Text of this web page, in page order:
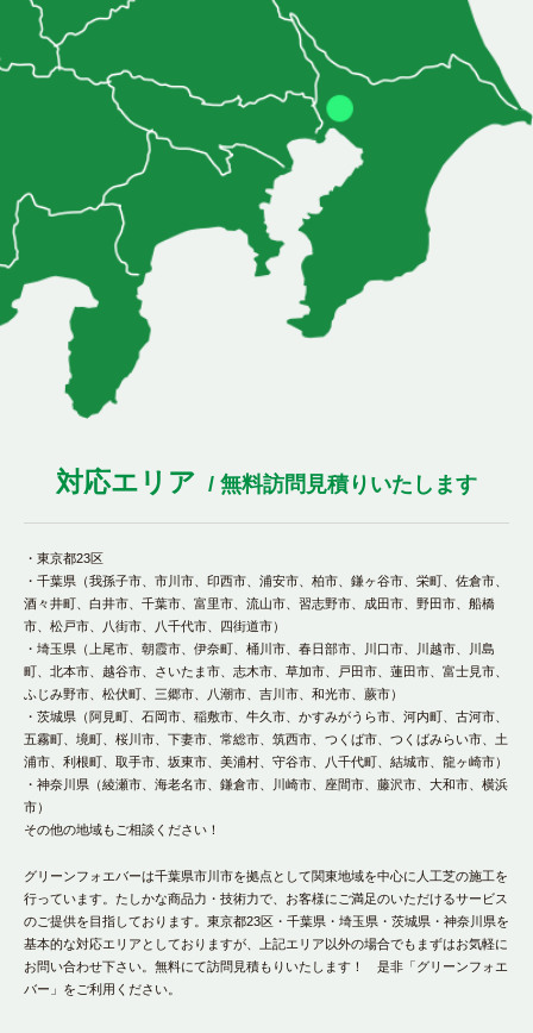
対応エリア / 無料訪問見積りいたします
・東京都23区
・千葉県（我孫子市、市川市、印西市、浦安市、柏市、鎌ヶ谷市、栄町、佐倉市、
酒々井町、白井市、千葉市、富里市、流山市、習志野市、成田市、野田市、船橋
市、松戸市、八街市、八千代市、四街道市）
・埼玉県（上尾市、朝霞市、伊奈町、桶川市、春日部市、川口市、川越市、川島
町、北本市、越谷市、さいたま市、志木市、草加市、戸田市、蓮田市、富士見市、
ふじみ野市、松伏町、三郷市、八潮市、吉川市、和光市、蕨市）
・茨城県（阿見町、石岡市、稲敷市、牛久市、かすみがうら市、河内町、古河市、
五霧町、境町、桜川市、下妻市、常総市、筑西市、つくば市、つくばみらい市、土
浦市、利根町、取手市、坂東市、美浦村、守谷市、八千代町、結城市、龍ヶ崎市）
・神奈川県（綾瀬市、海老名市、鎌倉市、川崎市、座間市、藤沢市、大和市、横浜
市）
その他の地域もご相談ください！
グリーンフォエバーは千葉県市川市を拠点として関東地域を中心に人工芝の施工を
行っています。たしかな商品力・技術力で、お客様にご満足のいただけるサービス
のご提供を目指しております。東京都23区・千葉県・埼玉県・茨城県・神奈川県を
基本的な対応エリアとしておりますが、上記エリア以外の場合でもまずはお気軽に
お問い合わせ下さい。無料にて訪問見積もりいたします！ 是非「グリーンフォエ
バー」をご利用ください。